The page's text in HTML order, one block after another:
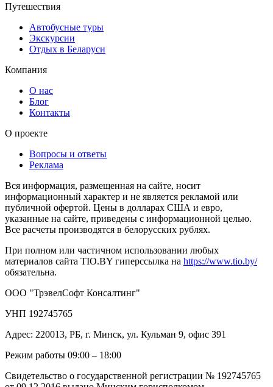
Путешествия
Автобусные туры
Экскурсии
Отдых в Беларуси
Компания
О нас
Блог
Контакты
О проекте
Вопросы и ответы
Реклама
Вся информация, размещенная на сайте, носит
информационный характер и не является рекламой или
публичной офертой. Цены в долларах США и евро,
указанные на сайте, приведены с информационной целью.
Все расчеты производятся в белорусских рублях.
При полном или частичном использовании любых
материалов сайта TIO.BY гиперссылка на https://www.tio.by/
обязательна.
ООО "ТрэвелСофт Консалтинг"
УНП 192745765
Адрес: 220013, РБ, г. Минск, ул. Кульман 9, офис 391
Режим работы 09:00 – 18:00
Свидетельство о государственной регистрации № 192745765